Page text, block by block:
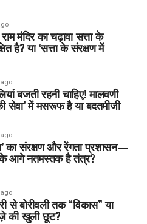
मंदिर का चढ़ावा सत्ता के
है? या ‘सत्ता के संरक्षण में
बजती रहनी चाहिए! मालवणी
सेवा’ में मसरूफ है या बदतमीजी
का संरक्षण और रेंगता प्रशासन—
के आगे नतमस्तक है तंत्र?
से बोरीवली तक “विकास” या
की खुली छूट?